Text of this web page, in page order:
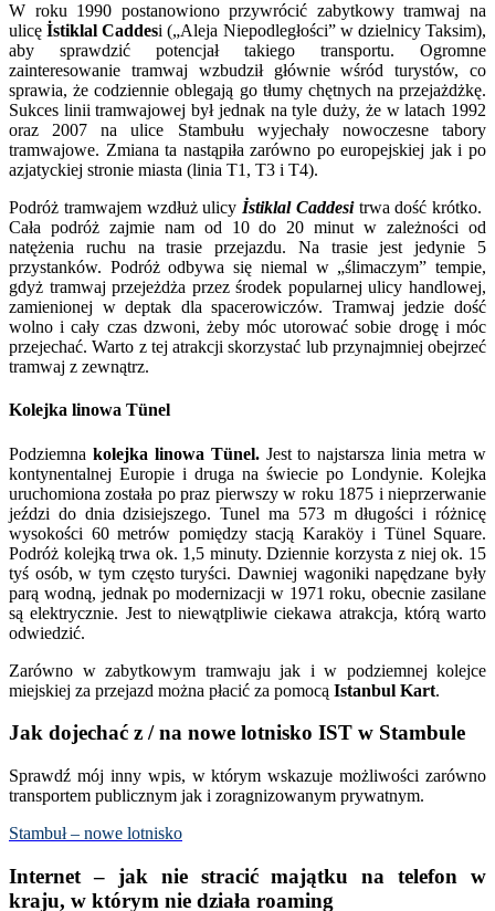
W roku 1990 postanowiono przywrócić zabytkowy tramwaj na
ulicęİstiklal Caddesi („Aleja Niepodległości” w dzielnicy Taksim),
aby sprawdzić potencjał takiego transportu. Ogromne
zainteresowanie tramwaj wzbudził głównie wśród turystów, co
sprawia, że codziennie oblegają go tłumy chętnych na przejażdżkę.
Sukces linii tramwajowej był jednak na tyle duży, że w latach 1992
oraz 2007 na ulice Stambułu wyjechały nowoczesne tabory
tramwajowe. Zmiana ta nastąpiła zarówno po europejskiej jak i po
azjatyckiej stronie miasta (linia T1, T3 i T4).
Podróż tramwajem wzdłuż ulicy İstiklal Caddesitrwa dość krótko.
Cała podróż zajmie nam od 10 do 20 minut w zależności od
natężenia ruchu na trasie przejazdu. Na trasie jest jedynie 5
przystanków. Podróż odbywa się niemal w „ślimaczym” tempie,
gdyż tramwaj przejeżdża przez środek popularnej ulicy handlowej,
zamienionej w deptak dla spacerowiczów. Tramwaj jedzie dość
wolno i cały czas dzwoni, żeby móc utorować sobie drogę i móc
przejechać. Warto z tej atrakcji skorzystać lub przynajmniej obejrzeć
tramwaj z zewnątrz.
Kolejka linowa Tünel
Podziemna kolejka linowa Tünel.Jest to najstarsza linia metra w
kontynentalnej Europie i druga na świecie po Londynie. Kolejka
uruchomiona została po praz pierwszy w roku 1875 i nieprzerwanie
jeździ do dnia dzisiejszego. Tunel ma 573 m długości i różnicę
wysokości 60 metrów pomiędzy stacją Karaköy i Tünel Square.
Podróż kolejką trwa ok. 1,5 minuty. Dziennie korzysta z niej ok. 15
tyś osób, w tym często turyści. Dawniej wagoniki napędzane były
parą wodną, jednak po modernizacji w 1971 roku, obecnie zasilane
są elektrycznie. Jest to niewątpliwie ciekawa atrakcja, którą warto
odwiedzić.
Zarówno w zabytkowym tramwaju jak i w podziemnej kolejce
miejskiej za przejazd można płacić za pomocą Istanbul Kart.
Jak dojechać z / na nowe lotnisko IST w Stambule
Sprawdź mój inny wpis, w którym wskazuje możliwości zarówno
transportem publicznym jak i zoragnizowanym prywatnym.
Stambuł – nowe lotnisko
Internet – jak nie stracić majątku na telefon w
kraju, w którym nie działa roaming